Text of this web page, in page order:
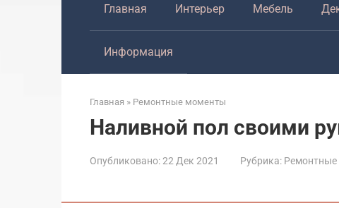
Главная Интерьер Мебель
Информация
Главная » Ремонтные моменты
Наливной пол своими
Опубликовано:22 Дек 2021 Рубрика: